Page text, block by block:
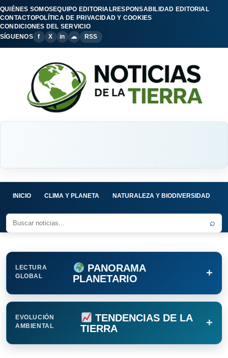
QUIÉNES SOMOSEQUIPO EDITORIALRESPONSABILIDAD EDITORIAL
CONTACTOPOLÍTICA DE PRIVACIDAD Y COOKIES
CONDICIONES DEL SERVICIO
SÍGUENOS
f X in ☁ RSS
INICIO CLIMA Y PLANETA NATURALEZA Y BIODIVERSIDAD
⌕
LECTURA
GLOBAL
PANORAMA
PLANETARIO
+
EVOLUCIÓN
AMBIENTAL
TENDENCIAS DE LA
TIERRA
+